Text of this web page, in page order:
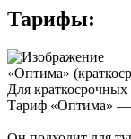
Тарифы:
«Оптима»
Для краткосрочных
Тариф «Оптима» —